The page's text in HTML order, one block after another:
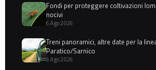
Fondi per proteggere coltivazioni
nocivi
6 Ago 2026
Treni panoramici, altre date per la
Paratico/Sarnico
6 Ago 2026